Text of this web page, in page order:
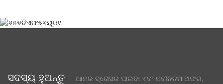
ସଦସ୍ୟ ହୁଅନ୍ତୁ
ଆମର ବ୍ରୋସର ପାଇବା ଏବଂ ନବୀନତମ ଅଫର,